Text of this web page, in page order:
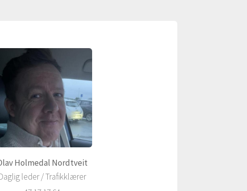
Holmedal Nordtveit
leder / Trafikklærer